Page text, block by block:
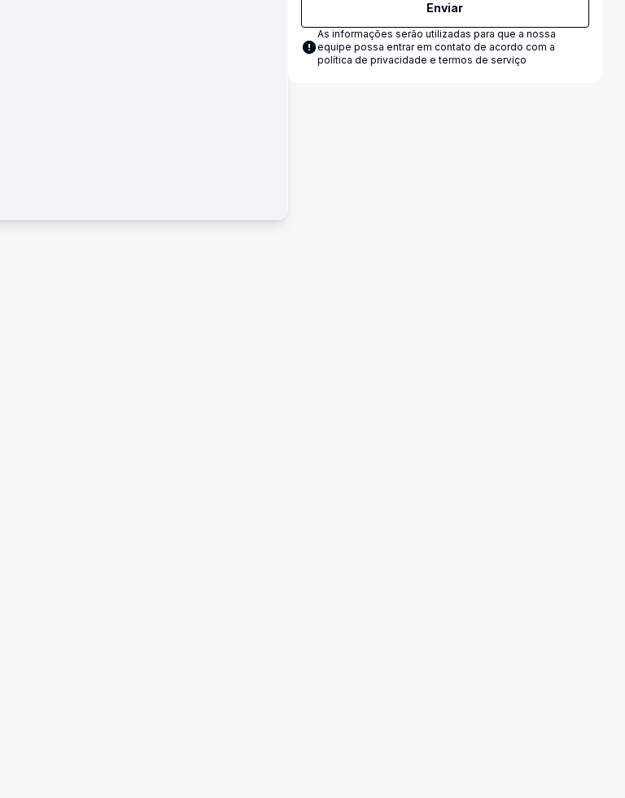
Enviar
As informações serão utilizadas para que a nossa
equipe possa entrar em contato de acordo com a
política de privacidade e termos de serviço